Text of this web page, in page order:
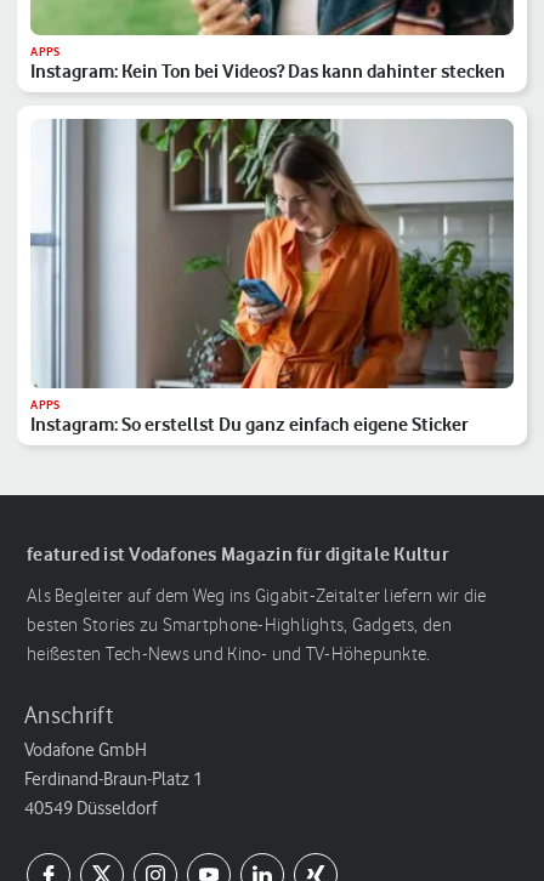
APPS
Instagram: Kein Ton bei Videos? Das kann dahinter stecken
APPS
Instagram: So erstellst Du ganz einfach eigene Sticker
featured ist Vodafones Magazin für digitale Kultur
Als Begleiter auf dem Weg ins Gigabit-Zeitalter liefern wir die
besten Stories zu Smartphone-Highlights, Gadgets, den
heißesten Tech-News und Kino- und TV-Höhepunkte.
Anschrift
Vodafone GmbH
Ferdinand-Braun-Platz 1
40549 Düsseldorf